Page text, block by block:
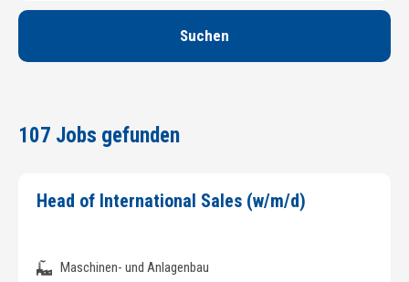
Suchen
107 Jobs gefunden
Head of International Sales (w/m/d)
Maschinen- und Anlagenbau